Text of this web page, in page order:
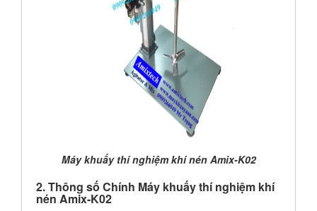
Máy khuấy thí nghiệm khí nén Amix-K02
2. Thông số Chính Máy khuấy thí nghiệm khí
nén Amix-K02